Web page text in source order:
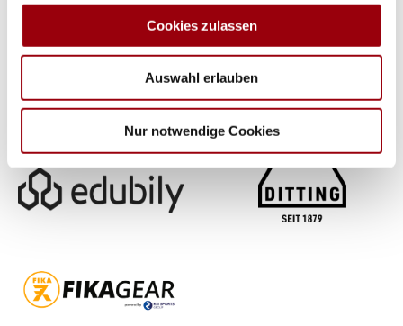
soziale Medien, Werbung und Analysen weiter. Unsere
Partner führen diese Informationen möglicherweise mit
weiteren Daten zusammen, die Sie ihnen bereitgestellt
haben oder die sie im Rahmen Ihrer Nutzung der Dienste
Cookies zulassen
Auswahl erlauben
Nur notwendige Cookies